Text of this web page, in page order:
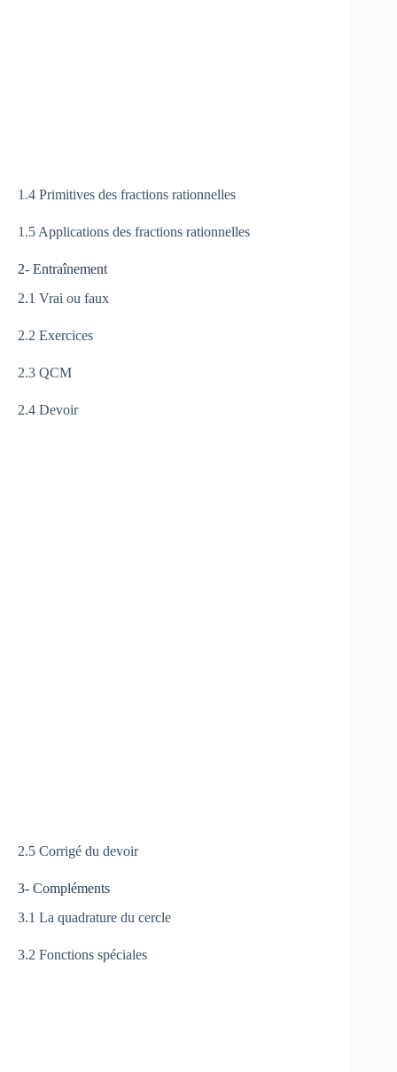
1.4 Primitives des fractions rationnelles
1.5 Applications des fractions rationnelles
2- Entraînement
2.1 Vrai ou faux
2.2 Exercices
2.3 QCM
2.4 Devoir
2.5 Corrigé du devoir
3- Compléments
3.1 La quadrature du cercle
3.2 Fonctions spéciales